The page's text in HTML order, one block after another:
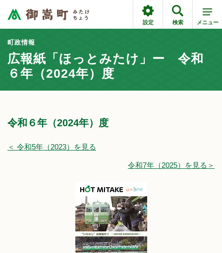
設定 検索 メニュー
町政情報
広報紙「ほっとみたけ」ー 令和
６年（2024年）度
令和６年（2024年）度
＜ 令和5年（2023）を見る
令和7年（2025）を見る＞